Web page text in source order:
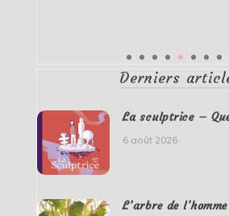
Derniers
La sculptrice –
6 août 2026
L’arbre de